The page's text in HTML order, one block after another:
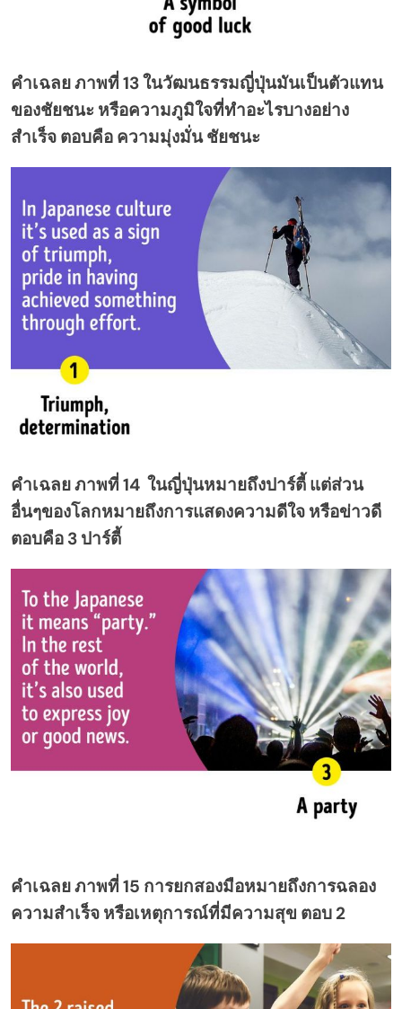
คำเฉลย ภาพที่ 13 ในวัฒนธรรมญี่ปุ่นมันเป็นตัวแทน
ของชัยชนะ หรือความภูมิใจที่ทำอะไรบางอย่าง
สำเร็จ ตอบคือ ความมุ่งมั่น ชัยชนะ
คำเฉลย ภาพที่ 14 ในญี่ปุ่นหมายถึงปาร์ตี้ แต่ส่วน
อื่นๆของโลกหมายถึงการแสดงความดีใจ หรือข่าวดี
ตอบคือ 3 ปาร์ตี้
คำเฉลย ภาพที่ 15 การยกสองมือหมายถึงการฉลอง
ความสำเร็จ หรือเหตุการณ์ที่มีความสุข ตอบ 2